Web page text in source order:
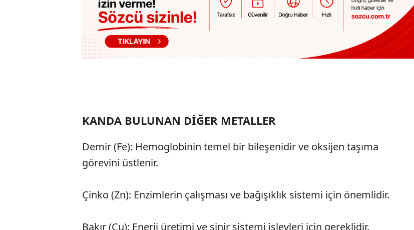
KANDA BULUNAN DİĞER METALLER
Demir (Fe): Hemoglobinin temel bir bileşenidir ve oksijen taşıma
görevini üstlenir.
Çinko (Zn): Enzimlerin çalışması ve bağışıklık sistemi için önemlidir.
Bakır (Cu): Enerji üretimi ve sinir sistemi işlevleri için gereklidir.